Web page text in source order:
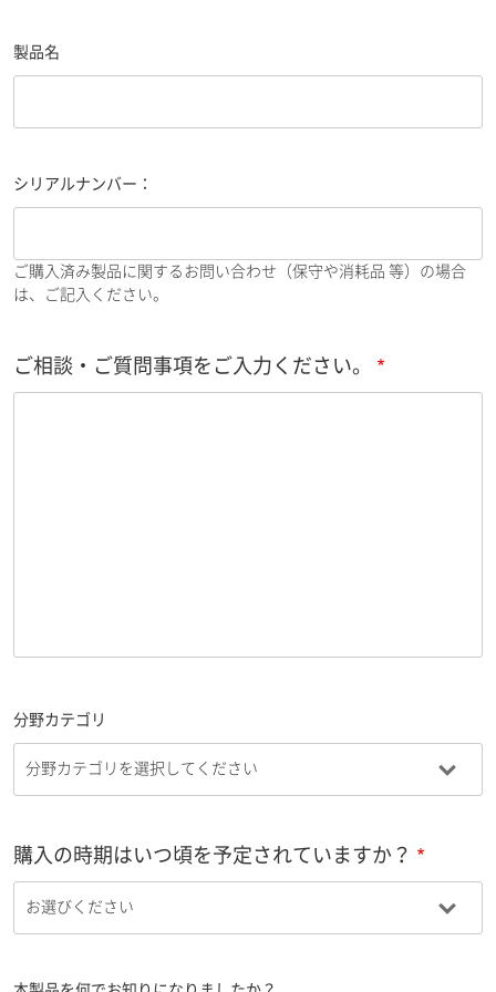
製品名
シリアルナンバー：
ご購入済み製品に関するお問い合わせ（保守や消耗品 等）の場合
は、ご記入ください。
ご相談・ご質問事項をご入力ください。
分野カテゴリ
購入の時期はいつ頃を予定されていますか？